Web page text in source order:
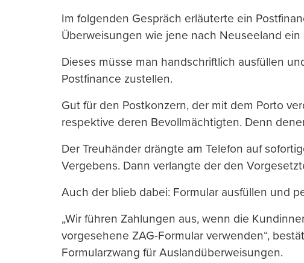
Im folgenden Gespräch erläuterte ein
Überweisungen wie jene nach Neuseeland
Dieses müsse man handschriftlich ausfüllen
Postfinance zustellen.
Gut für den Postkonzern, der mit dem Porto
respektive deren Bevollmächtigten. Denn
Der Treuhänder drängte am Telefon auf
Vergebens. Dann verlangte der den
Auch der blieb dabei: Formular ausfüllen und
„Wir führen Zahlungen aus, wenn die
vorgesehene ZAG-Formular verwenden“,
Formularzwang für Auslandüberweisungen.